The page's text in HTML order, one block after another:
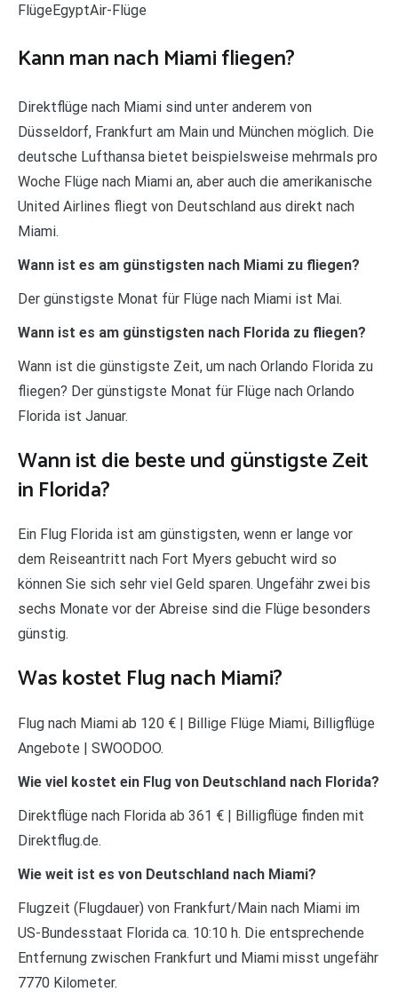
FlügeEgyptAir-Flüge
Kann man nach Miami fliegen?
Direktflüge nach Miami sind unter anderem von
Düsseldorf, Frankfurt am Main und München möglich. Die
deutsche Lufthansa bietet beispielsweise mehrmals pro
Woche Flüge nach Miami an, aber auch die amerikanische
United Airlines fliegt von Deutschland aus direkt nach
Miami.
Wann ist es am günstigsten nach Miami zu fliegen?
Der günstigste Monat für Flüge nach Miami ist Mai.
Wann ist es am günstigsten nach Florida zu fliegen?
Wann ist die günstigste Zeit, um nach Orlando Florida zu
fliegen? Der günstigste Monat für Flüge nach Orlando
Florida ist Januar.
Wann ist die beste und günstigste Zeit
in Florida?
Ein Flug Florida ist am günstigsten, wenn er lange vor
dem Reiseantritt nach Fort Myers gebucht wird so
können Sie sich sehr viel Geld sparen. Ungefähr zwei bis
sechs Monate vor der Abreise sind die Flüge besonders
günstig.
Was kostet Flug nach Miami?
Flug nach Miami ab 120 € | Billige Flüge Miami, Billigflüge
Angebote | SWOODOO.
Wie viel kostet ein Flug von Deutschland nach Florida?
Direktflüge nach Florida ab 361 € | Billigflüge finden mit
Direktflug.de.
Wie weit ist es von Deutschland nach Miami?
Flugzeit (Flugdauer) von Frankfurt/Main nach Miami im
US-Bundesstaat Florida ca. 10:10 h. Die entsprechende
Entfernung zwischen Frankfurt und Miami misst ungefähr
7770 Kilometer.